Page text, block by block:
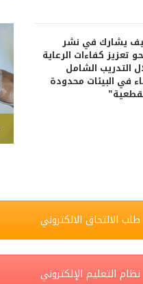
يشارك في نشر
تعزيز كفاءات الرعاية
التدريب الشامل
في البيئات محدودة
طلب الالتحاق الالكتروني
نظام التعليم الإلكتروني